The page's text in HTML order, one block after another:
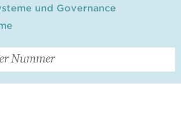
und Governance